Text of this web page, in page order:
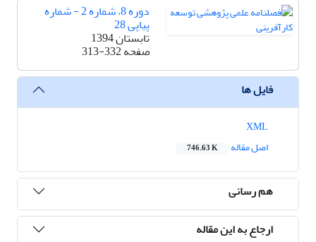
دوره 8، شماره 2 - شماره
پیاپی 28
تابستان 1394
صفحه313-332
فایل ها
اصل مقاله
746.63 K
هم رسانی
ارجاع به این مقاله